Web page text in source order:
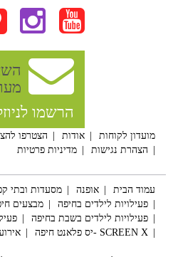
הרשמו
מועדון לקוחות אודות הצטרפו
הצהרת נגישות
מדיניות פרטיות
עמוד הבית אופנה מסעדות ובתי
פעילויות לילדים בחיפה
מבצעים
פעילויות לילדים בשבת בחיפה
SCREEN X -יס פלאנט חיפה